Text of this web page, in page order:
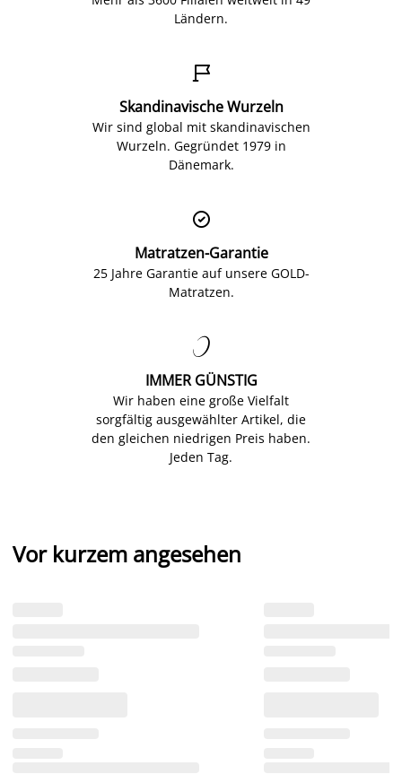
Ländern.

Skandinavische Wurzeln
Wir sind global mit skandinavischen
Wurzeln. Gegründet 1979 in
Dänemark.

Matratzen-Garantie
25 Jahre Garantie auf unsere GOLD-
Matratzen.

IMMER GÜNSTIG
Wir haben eine große Vielfalt
sorgfältig ausgewählter Artikel, die
den gleichen niedrigen Preis haben.
Jeden Tag.
Vor kurzem angesehen